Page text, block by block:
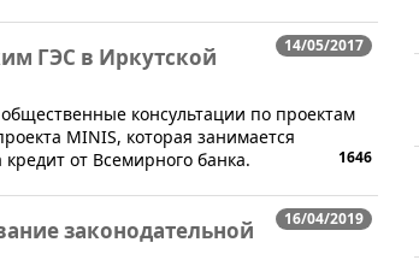
14/05/2017
ГЭС в Иркутской
консультации по проектам
MINIS, которая занимается
от Всемирного банка.
1646
16/04/2019
законодательной